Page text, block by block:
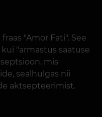
"Amor Fati". See
"armastus saatuse
mis
sealhulgas nii
aktsepteerimist.